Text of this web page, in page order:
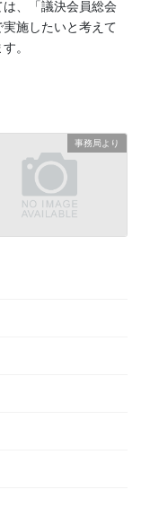
、「議決会員総会
施したいと考えて
。
事務局より